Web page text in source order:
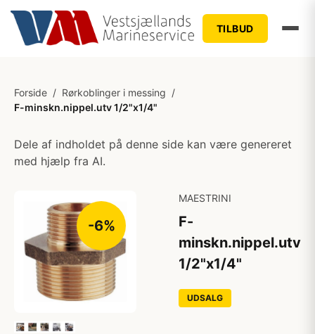
TILBUD
Forside / Rørkoblinger i messing /
F-minskn.nippel.utv 1/2"x1/4"
Dele af indholdet på denne side kan være genereret
med hjælp fra AI.
-6%
MAESTRINI
F-
minskn.nippel.utv
1/2"x1/4"
UDSALG